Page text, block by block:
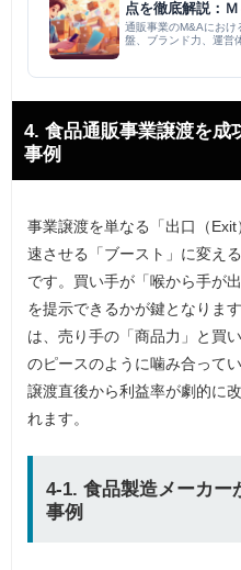
点を徹底解説：
通販事業のM&Aにおけ
盤、ブランド力、運営
務状況の...
4. 食品通販事業譲渡を成
事例
事業譲渡を単なる「出口（
速させる「ブースト」に変え
です。買い手が「喉から手が
を提示できるかが鍵となりま
は、売り手の「商品力」と買
のピースのように噛み合って
譲渡直後から利益率が劇的に
れます。
4-1. 食品製造メーカー
事例